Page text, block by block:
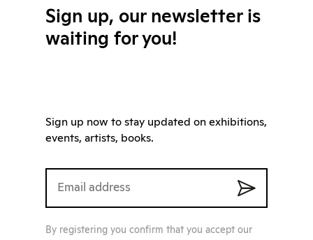
Sign up, our newsletter is
waiting for you!
Sign up now to stay updated on exhibitions,
events, artists, books.
By registering you confirm that you accept our